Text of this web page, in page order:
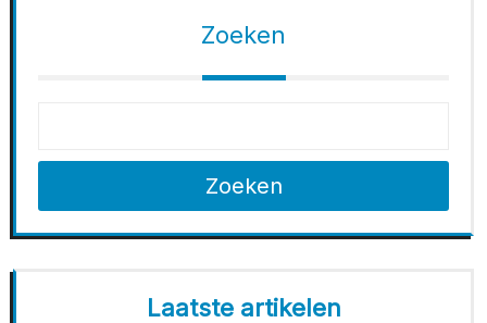
Zoeken
Zoeken
Laatste artikelen